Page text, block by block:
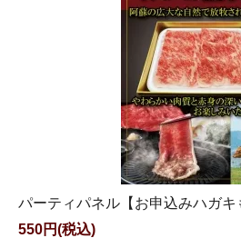
パーティパネル【お申込みハガキ
550円(税込)